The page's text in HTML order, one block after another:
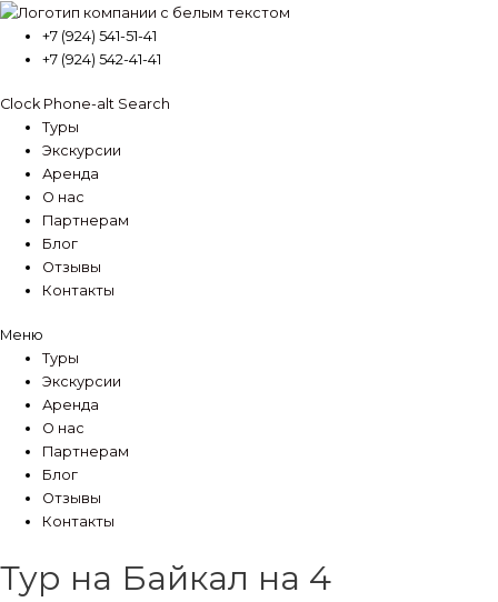
Перейти
содержимому
+7 (924) 541-51-41
+7 (924) 542-41-41
Clock Phone-alt Search
Туры
Экскурсии
Аренда
О нас
Партнерам
Блог
Отзывы
Контакты
Меню
Туры
Экскурсии
Аренда
О нас
Партнерам
Блог
Отзывы
Контакты
Тур на Байкал на 4